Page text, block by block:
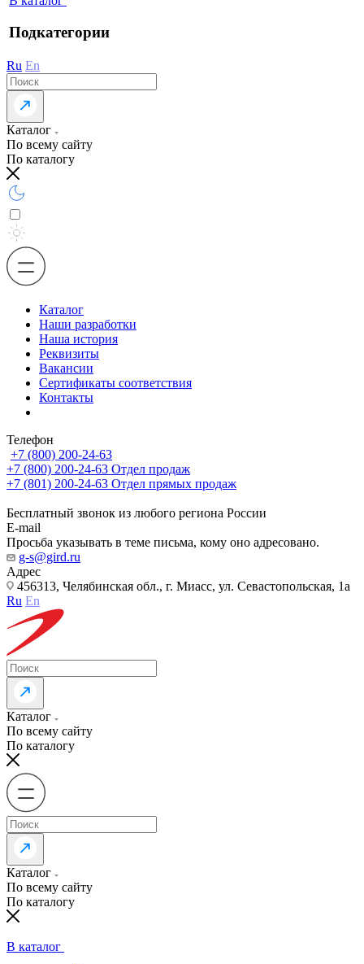
Подкатегории
Ru En
Каталог
По всему сайту
По каталогу
Каталог
Наши разработки
Наша история
Реквизиты
Вакансии
Сертификаты соответствия
Контакты
Телефон
+7 (800) 200-24-63
+7 (800) 200-24-63 Отдел продаж
+7 (801) 200-24-63 Отдел прямых продаж
Бесплатный звонок из любого региона России
E-mail
Просьба указывать в теме письма, кому оно адресовано.
g-s@gird.ru
Адрес
456313, Челябинская обл., г. Миасс, ул. Севастопольская, 1а
Ru En
Каталог
По всему сайту
По каталогу
Каталог
По всему сайту
По каталогу
В каталог